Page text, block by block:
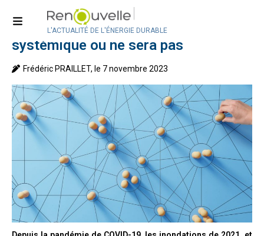
L'ACTUALITÉ DE L'ÉNERGIE DURABLE
La transition écologique sera
systémique ou ne sera pas
Frédéric PRAILLET, le 7 novembre 2023